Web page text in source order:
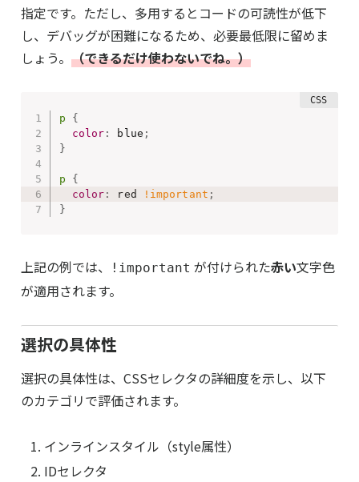
指定です。ただし、多用するとコードの可読性が低下
し、デバッグが困難になるため、必要最低限に留めま
しょう。 （できるだけ使わないでね。）
p
{
color : blue ;
}
p
{
color : red !important ;
}
上記の例では、 !important が付けられた赤い文字色
が適用されます。
選択の具体性
選択の具体性は、CSSセレクタの詳細度を示し、以下
のカテゴリで評価されます。
インラインスタイル（style属性）
IDセレクタ